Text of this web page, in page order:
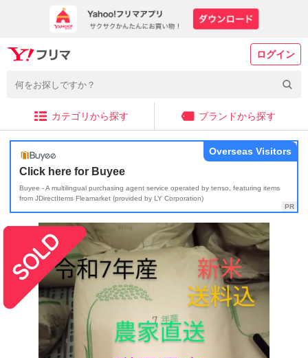
ログイン
カテゴリから探す ブランドから探す
Click here for Buyee
Buyee - A multilingual purchasing agent service operated by tenso, featuring items
from JDirectItems Fleamarket (provided by LY Corporation)
Overseas Visitors